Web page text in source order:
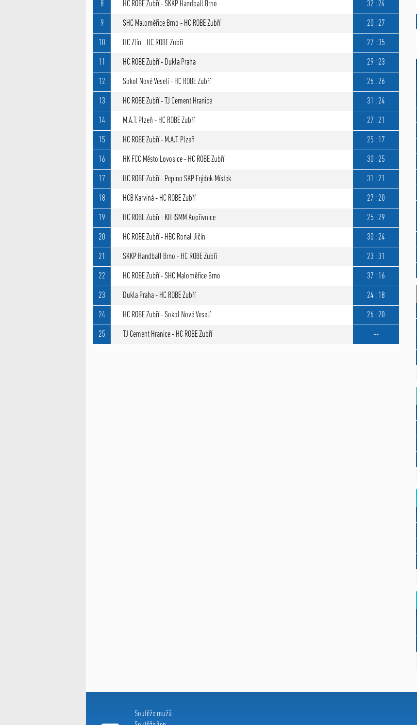
8 HC ROBE Zubří - SKKP Handball Brno 32 : 24
9 SHC Maloměřice Brno - HC ROBE Zubří 20 : 27
10 HC Zlín - HC ROBE Zubří 27 : 35
11 HC ROBE Zubří - Dukla Praha 29 : 23
12 Sokol Nové Veselí - HC ROBE Zubří 26 : 26
13 HC ROBE Zubří - TJ Cement Hranice 31 : 24
14 M.A.T. Plzeň - HC ROBE Zubří 27 : 21
15 HC ROBE Zubří - M.A.T. Plzeň 25 : 17
16 HK FCC Město Lovosice - HC ROBE Zubří 30 : 25
17 HC ROBE Zubří - Pepino SKP Frýdek-Místek 31 : 21
18 HCB Karviná - HC ROBE Zubří 27 : 20
19 HC ROBE Zubří - KH ISMM Kopřivnice 25 : 29
20 HC ROBE Zubří - HBC Ronal Jičín 30 : 24
21 SKKP Handball Brno - HC ROBE Zubří 23 : 31
22 HC ROBE Zubří - SHC Maloměřice Brno 37 : 16
23 Dukla Praha - HC ROBE Zubří 24 : 18
24 HC ROBE Zubří - Sokol Nové Veselí 26 : 20
25 TJ Cement Hranice - HC ROBE Zubří --
Soutěže mužů